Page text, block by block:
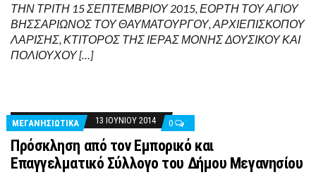
ΤΗΝ ΤΡΙΤΗ 15 ΣΕΠΤΕΜΒΡΙΟΥ 2015, ΕΟΡΤΗ ΤΟΥ ΑΓΙΟΥ
ΒΗΣΣΑΡΙΩΝΟΣ ΤΟΥ ΘΑΥΜΑΤΟΥΡΓΟΥ, ΑΡΧΙΕΠΙΣΚΟΠΟΥ
ΛΑΡΙΣΗΣ, ΚΤΙΤΟΡΟΣ ΤΗΣ ΙΕΡΑΣ ΜΟΝΗΣ ΔΟΥΣΙΚΟΥ ΚΑΙ
ΠΟΛΙΟΥΧΟΥ […]
ΜΕΓΑΝΗΣΙΩΤΙΚΑ 13 ΙΟΥΝΊΟΥ 2014 0
Πρόσκληση από τον Εμπορικό και
Επαγγελματικό Σύλλογο του Δήμου Μεγανησίου